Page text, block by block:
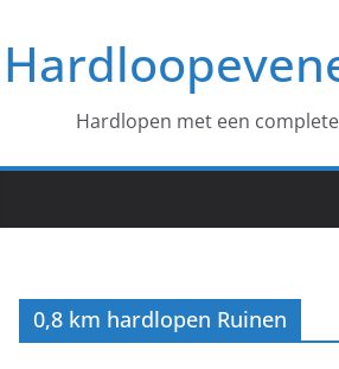
naar
de
Hardlopen met een
0,8 km hardlopen Ruinen